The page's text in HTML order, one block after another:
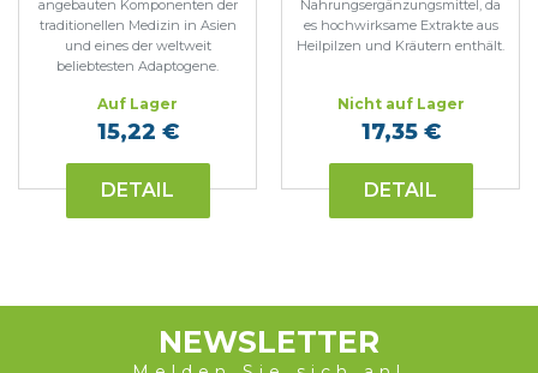
angebauten Komponenten der
traditionellen Medizin in Asien
und eines der weltweit
beliebtesten Adaptogene.
Auf Lager
15,22 €
DETAIL
Nahrungsergänzungsmittel, da
es hochwirksame Extrakte aus
Heilpilzen und Kräutern enthält.
Nicht auf Lager
17,35 €
DETAIL
NEWSLETTER